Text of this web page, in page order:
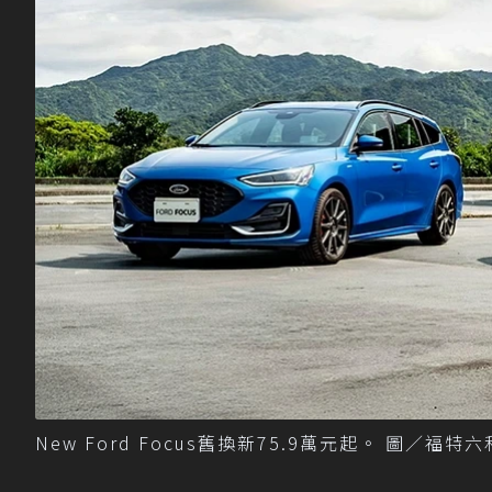
New Ford Focus舊換新75.9萬元起。 圖／福特六